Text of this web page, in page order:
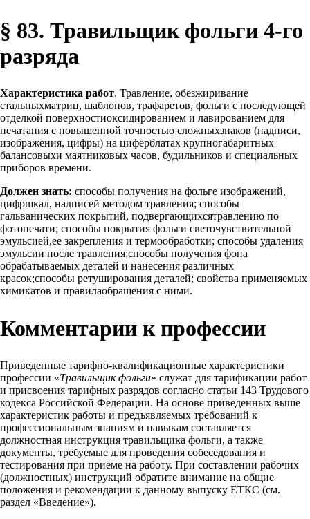
§ 83. Травильщик фольги 4-го
разряда
Характеристика работ. Травление, обезжиривание
стальныхматриц, шаблонов, трафаретов, фольги с последующей
отделкой поверхностиоксидированием и лавированием для
печатания с повышенной точностью сложныхзнаков (надписи,
изображения, цифры) на циферблатах крупногабаритных
балансовыхи маятниковых часов, будильников и специальных
приборов времени.
Должен знать: способы получения на фольге изображений,
цифршкал, надписей методом травления; способы
гальванических покрытий, подвергающихсятравлению по
фотопечати; способы покрытия фольги светочувствительной
эмульсией,ее закрепления и термообработки; способы удаления
эмульсии после травления;способы получения фона
обрабатываемых деталей и нанесения различных
красок;способы ретуширования деталей; свойства применяемых
химикатов и правилаобращения с ними.
Комментарии к профессии
Приведенные тарифно-квалификационные характеристики
профессии «Травильщик фольги» служат для тарификации работ
и присвоения тарифных разрядов согласно статьи 143 Трудового
кодекса Российской Федерации. На основе приведенных выше
характеристик работы и предъявляемых требований к
профессиональным знаниям и навыкам составляется
должностная инструкция травильщика фольги, а также
документы, требуемые для проведения собеседования и
тестирования при приеме на работу. При составлении рабочих
(должностных) инструкций обратите внимание на общие
положения и рекомендации к данному выпуску ЕТКС (см.
раздел «Введение»).